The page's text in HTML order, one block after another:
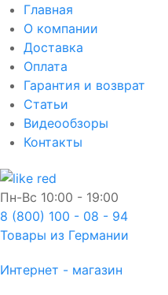
Главная
О компании
Доставка
Оплата
Гарантия и возврат
Статьи
Видеообзоры
Контакты
Пн-Вс 10:00 - 19:00
8 (800) 100 - 08 - 94
Товары из Германии
Интернет - магазин